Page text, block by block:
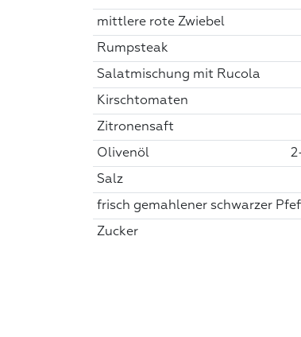
mittlere rote Zwiebel
Rumpsteak
Salatmischung mit Rucola
Kirschtomaten
Zitronensaft
Olivenöl
Salz
frisch gemahlener schwarzer
Zucker